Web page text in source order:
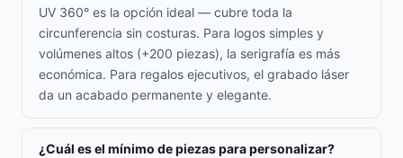
UV 360° es la opción ideal — cubre toda la
circunferencia sin costuras. Para logos simples y
volúmenes altos (+200 piezas), la serigrafía es más
económica. Para regalos ejecutivos, el grabado láser
da un acabado permanente y elegante.
¿Cuál es el mínimo de piezas para personalizar?